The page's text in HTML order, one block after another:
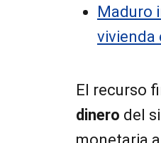
Maduro
vivienda
El recurso
dinero del